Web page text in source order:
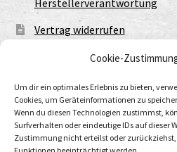
Cookie-
Um dir ein optimales Erlebnis zu bieten,
Cookies, um Geräteinformationen zu
Wenn du diesen Technologien zustimmst,
Surfverhalten oder eindeutige IDs auf dieser
Zustimmung nicht erteilst oder
Herstellerverantwortung
Vertrag widerrufen